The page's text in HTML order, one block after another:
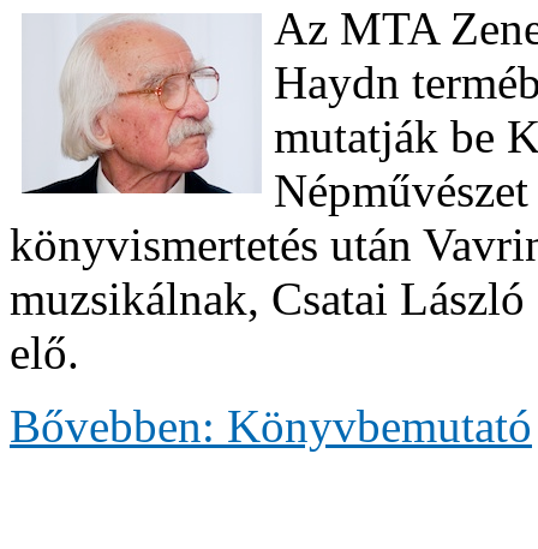
Az MTA
Haydn
mutatják be
könyvismertetés után
muzsikálnak, Csatai
elő.
Bővebben: Könyvbemutató